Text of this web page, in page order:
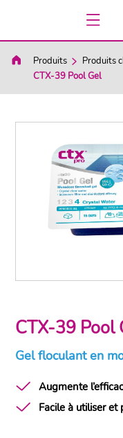
Produits Produits
CTX-39 Pool Gel
CTX-39 Pool
Gel floculant en
Augmente
Facile à utiliser